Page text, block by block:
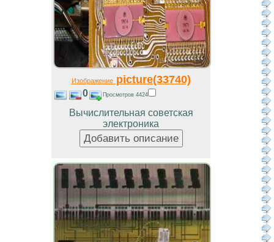
Изображениеpicture(33740)
0 Просмотров 4424
Вычислительная советская
электроника